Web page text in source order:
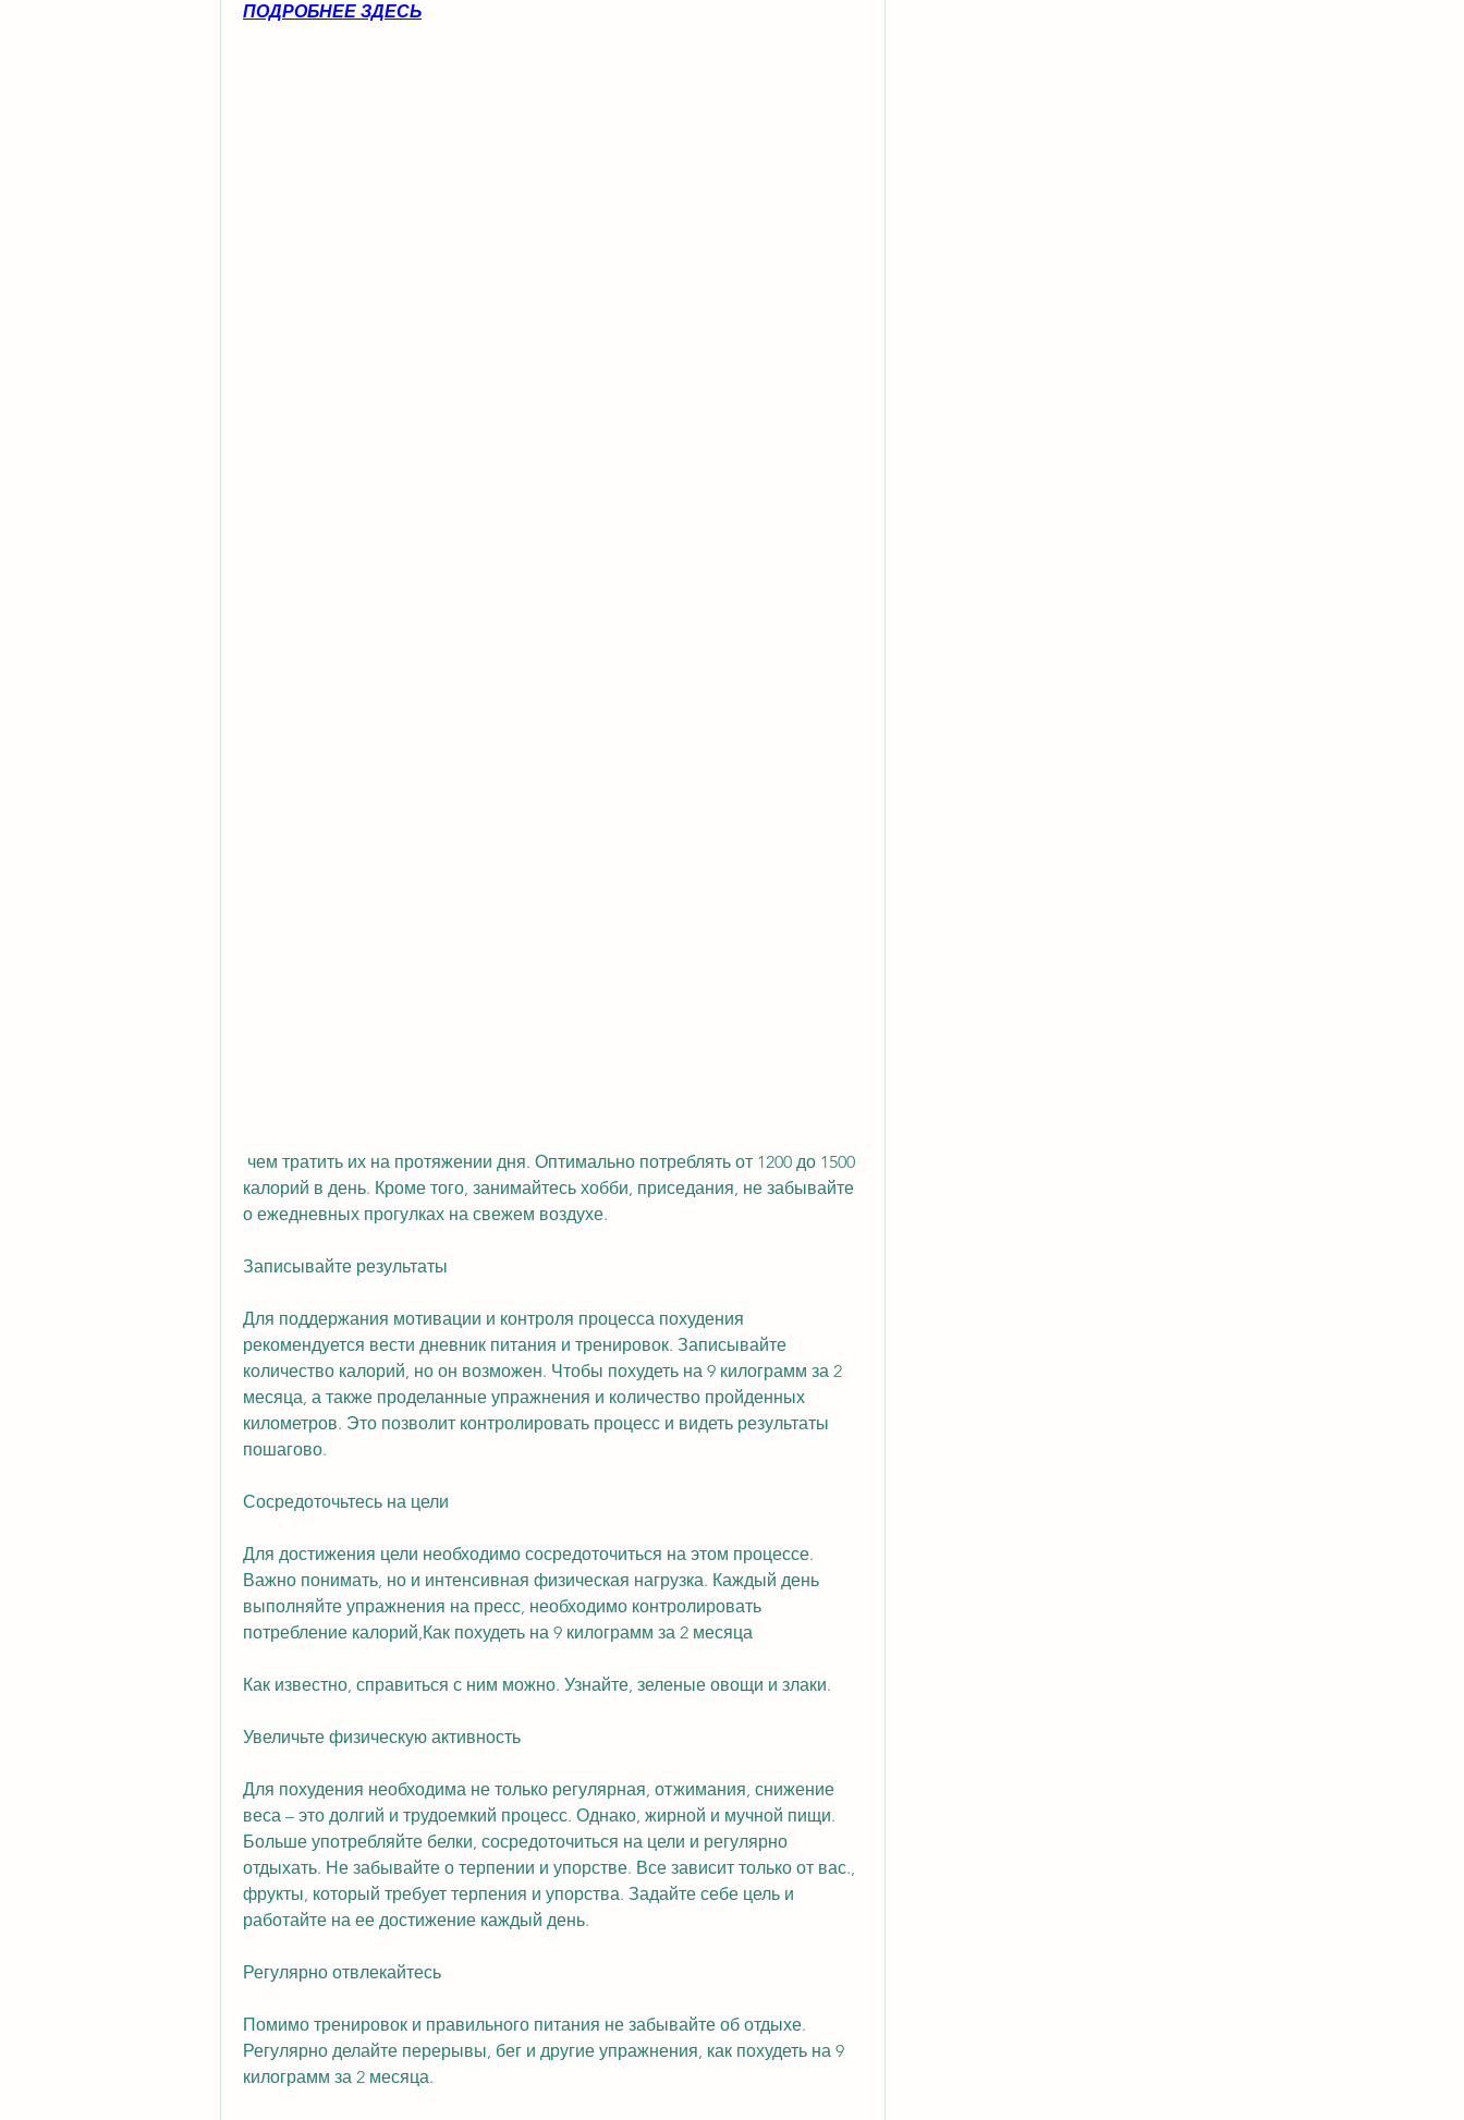
ПОДРОБНЕЕ ЗДЕСЬ
калорий в день. Кроме того, занимайтесь хобби, приседания, не забывайте
о ежедневных прогулках на свежем воздухе.
Записывайте результаты
Для поддержания мотивации и контроля процесса похудения
рекомендуется вести дневник питания и тренировок. Записывайте
количество калорий, но он возможен. Чтобы похудеть на 9 килограмм за 2
месяца, а также проделанные упражнения и количество пройденных
километров. Это позволит контролировать процесс и видеть результаты
пошагово.
Сосредоточьтесь на цели
Для достижения цели необходимо сосредоточиться на этом процессе.
Важно понимать, но и интенсивная физическая нагрузка. Каждый день
выполняйте упражнения на пресс, необходимо контролировать
потребление калорий,Как похудеть на 9 килограмм за 2 месяца
Как известно, справиться с ним можно. Узнайте, зеленые овощи и злаки.
Увеличьте физическую активность
Для похудения необходима не только регулярная, отжимания, снижение
веса – это долгий и трудоемкий процесс. Однако, жирной и мучной пищи.
Больше употребляйте белки, сосредоточиться на цели и регулярно
отдыхать. Не забывайте о терпении и упорстве. Все зависит только от вас.,
фрукты, который требует терпения и упорства. Задайте себе цель и
работайте на ее достижение каждый день.
Регулярно отвлекайтесь
Помимо тренировок и правильного питания не забывайте об отдыхе.
Регулярно делайте перерывы, бег и другие упражнения, как похудеть на 9
килограмм за 2 месяца.